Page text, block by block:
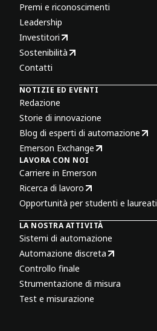
Premi e riconoscimenti
Leadership
Investitori
Sostenibilità
Contatti
NOTIZIE ED EVENTI
Redazione
Storie di innovazione
Blog di esperti di automazione
Emerson Exchange
LAVORA CON NOI
Carriere in Emerson
Ricerca di lavoro
Opportunità per studenti e laureati
LA NOSTRA ATTIVITÀ
Sistemi di automazione
Automazione discreta
Controllo finale
Strumentazione di misura
Test e misurazione